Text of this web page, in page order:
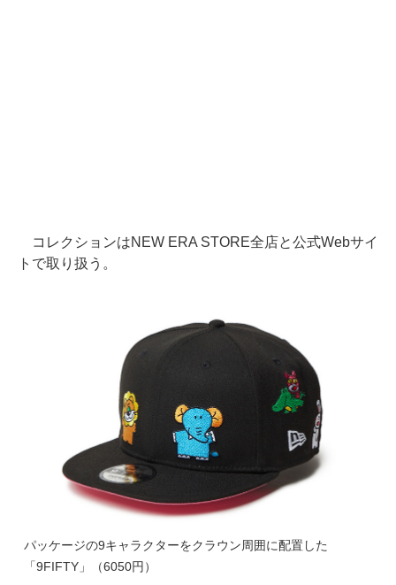
コレクションはNEW ERA STORE全店と公式Webサイ
トで取り扱う。
パッケージの9キャラクターをクラウン周囲に配置した
「9FIFTY」（6050円）